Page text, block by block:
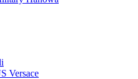
Versace